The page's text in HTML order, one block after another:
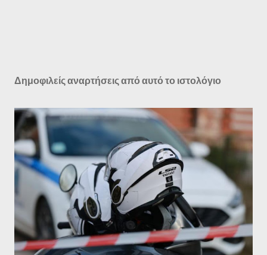
Δημοφιλείς αναρτήσεις από αυτό το ιστολόγιο